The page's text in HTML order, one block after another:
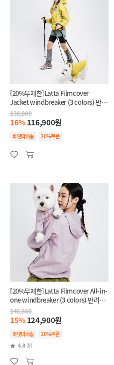
[20%무제한]Latta Filmcover
Jacket windbreaker (3 colors) 반려
견+반려인 SET
138,800
16%116,900원
바잇미배송 20%쿠폰
[20%무제한]Latta Filmcover All-in-
one windbreaker (3 colors) 반려견
+반려인 SET
146,800
15%124,900원
바잇미배송
20%쿠폰
4.8 (8)